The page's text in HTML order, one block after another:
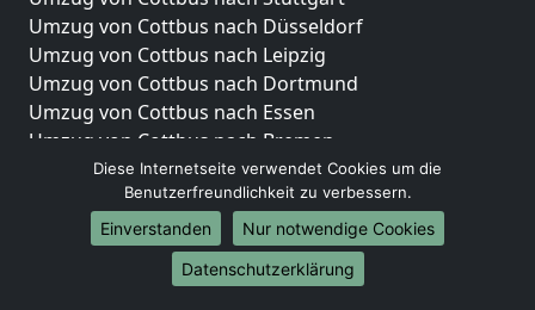
Umzug von Cottbus nach Düsseldorf
Umzug von Cottbus nach Leipzig
Umzug von Cottbus nach Dortmund
Umzug von Cottbus nach Essen
Umzug von Cottbus nach Bremen
Umzug von Cottbus nach Dresden
Umzug von Cottbus nach Hannover
Umzug von Cottbus nach Nürnberg
Umzug von Cottbus nach Duisburg
Umzug von Cottbus nach Bochum
Diese Internetseite verwendet Cookies um die
Benutzerfreundlichkeit zu verbessern.
Einverstanden
Nur notwendige Cookies
Datenschutzerklärung